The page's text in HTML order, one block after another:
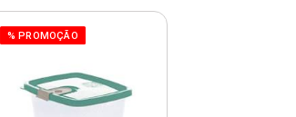
% PROMOÇÃO